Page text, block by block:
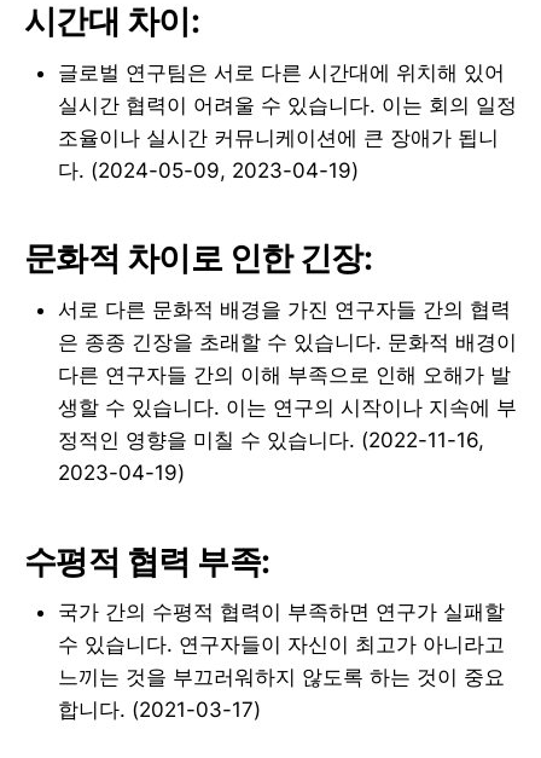
시간대 차이:
글로벌 연구팀은 서로 다른 시간대에 위치해 있어
실시간 협력이 어려울 수 있습니다. 이는 회의 일정
조율이나 실시간 커뮤니케이션에 큰 장애가 됩니
다. (2024-05-09, 2023-04-19)
문화적 차이로 인한 긴장:
서로 다른 문화적 배경을 가진 연구자들 간의 협력
은 종종 긴장을 초래할 수 있습니다. 문화적 배경이
다른 연구자들 간의 이해 부족으로 인해 오해가 발
생할 수 있습니다. 이는 연구의 시작이나 지속에 부
정적인 영향을 미칠 수 있습니다. (2022-11-16,
2023-04-19)
수평적 협력 부족:
국가 간의 수평적 협력이 부족하면 연구가 실패할
수 있습니다. 연구자들이 자신이 최고가 아니라고
느끼는 것을 부끄러워하지 않도록 하는 것이 중요
합니다. (2021-03-17)